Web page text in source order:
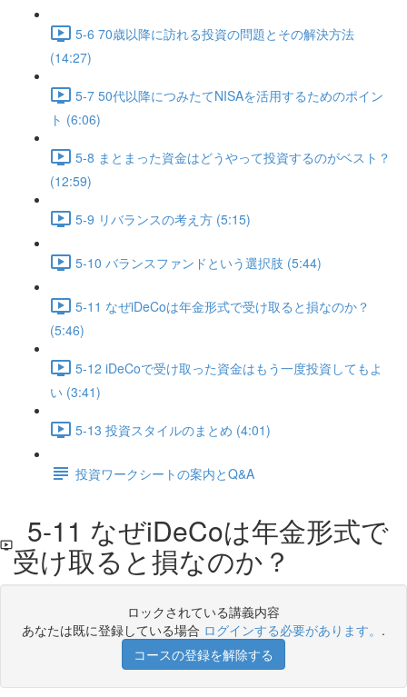
5-6 70歳以降に訪れる投資の問題とその解決方法
(14:27)
5-7 50代以降につみたてNISAを活用するためのポイン
ト (6:06)
5-8 まとまった資金はどうやって投資するのがベスト？
(12:59)
5-9 リバランスの考え方 (5:15)
5-10 バランスファンドという選択肢 (5:44)
5-11 なぜiDeCoは年金形式で受け取ると損なのか？
(5:46)
5-12 iDeCoで受け取った資金はもう一度投資してもよ
い (3:41)
5-13 投資スタイルのまとめ (4:01)
投資ワークシートの案内とQ&A
5-11 なぜiDeCoは年金形式で
受け取ると損なのか？
ロックされている講義内容
あなたは既に登録している場合 ログインする必要があります。 .
コースの登録を解除する